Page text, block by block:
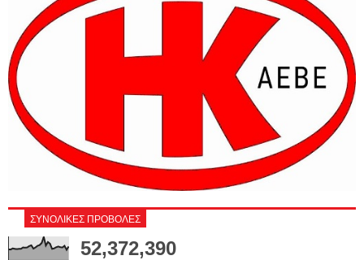
ΣΥΝΟΛΙΚΕΣ ΠΡΟΒΟΛΕΣ
52,372,390